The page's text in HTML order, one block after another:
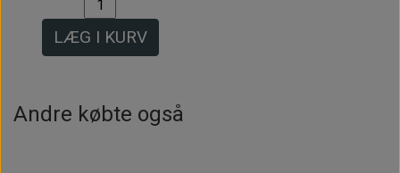
LÆG I KURV
Andre købte også